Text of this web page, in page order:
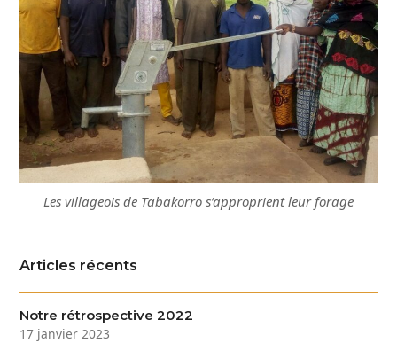
Les villageois de Tabakorro s’approprient leur forage
Articles récents
Notre rétrospective 2022
17 janvier 2023